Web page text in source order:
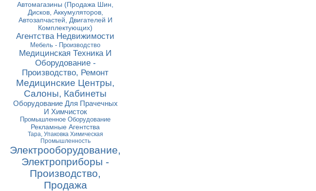
Автомагазины (Продажа Шин,
Дисков, Аккумуляторов,
Автозапчастей, Двигателей И
Комплектующих)
Агентства Недвижимости
Мебель - Производство
Медицинская Техника И
Оборудование -
Производство, Ремонт
Медицинские Центры,
Салоны, Кабинеты
Оборудование Для Прачечных
И Химчисток
Промышленное Оборудование
Рекламные Агентства
Тара, Упаковка Химическая
Промышленность
Электрооборудование,
Электроприборы -
Производство,
Продажа